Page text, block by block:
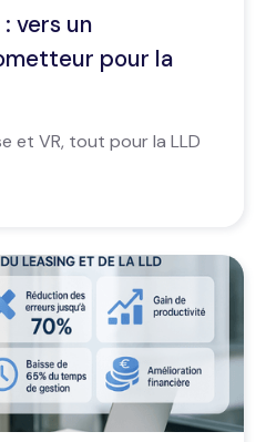
vers un
pour la
et VR, tout pour la LLD